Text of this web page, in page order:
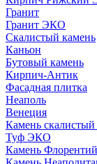
Гранит
Гранит ЭКО
Скалистый камень
Каньон
Бутовый камень
Кирпич-Антик
Фасадная плитка
Неаполь
Венеция
Камень
Туф ЭКО
Камень